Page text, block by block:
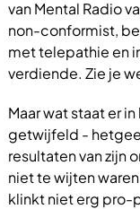
van Mental Radio
non-conformist,
met telepathie en
verdiende. Zie je
Maar wat staat er
getwijfeld -
resultaten van zijn
niet te wijten
klinkt niet erg pro-